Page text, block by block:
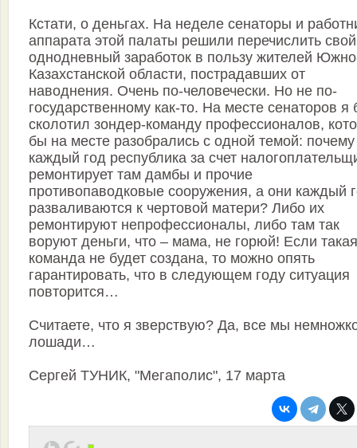
Кстати, о деньгах. На неделе сенаторы и
аппарата этой палаты решили перечислить свой
однодневный заработок в пользу жителей
Казахстанской области, пострадавших от
наводнения. Очень по-человечески. Но не по-
государственному как-то. На месте сенаторов я
сколотил зондер-команду профессионалов,
бы на месте разобрались с одной темой: почему
каждый год республика за счет
ремонтирует там дамбы и прочие
противопаводковые сооружения, а они каждый
разваливаются к чертовой матери? Либо их
ремонтируют непрофессионалы, либо там так
воруют деньги, что – мама, не горюй! Если такая
команда не будет создана, то можно опять
гарантировать, что в следующем году ситуация
повторится…
Считаете, что я зверствую? Да, все мы
лошади…
Сергей ТУНИК, "Мегаполис", 17 марта